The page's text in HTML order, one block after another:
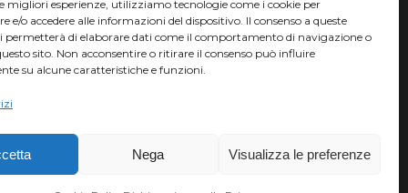
migliori esperienze, utilizziamo tecnologie come i cookie per
e/o accedere alle informazioni del dispositivo. Il consenso a queste
permetterà di elaborare dati come il comportamento di navigazione o
sito. Non acconsentire o ritirare il consenso può influire
su alcune caratteristiche e funzioni.
Nega Visualizza le preferenze
HERVÉ BARMASSE INSUBRIA BIKE FESTIVAL
LUCA BRAIDOT MARATHON BIKE DELLA BRIANZA
MATHIEU VAN DER POEL
TRIATHLON OLIMPICO